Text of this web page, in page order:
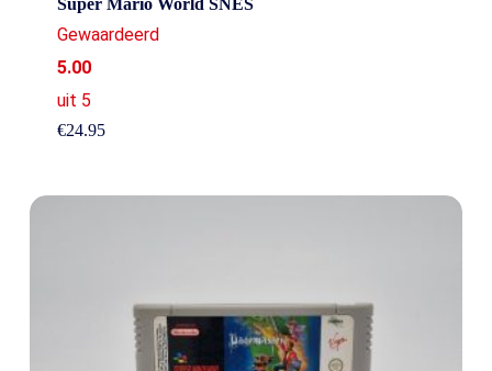
Gewaardeerd
5.00
uit 5
€24.95